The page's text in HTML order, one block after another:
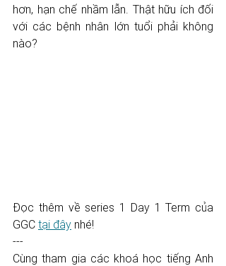
hơn, hạn chế nhầm lẫn. Thật hữu ích đối
với các bệnh nhân lớn tuổi phải không
nào?
Đọc thêm về series 1 Day 1 Term của
GGC tại đây nhé!
---
Cùng tham gia các khoá học tiếng Anh